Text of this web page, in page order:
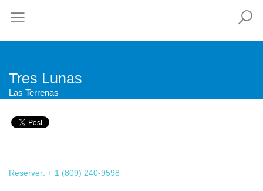
Tres Lunas
Las Terrenas
Reserver: + 1 (809) 240-9598